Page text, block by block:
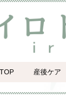
TOP 産後ケア